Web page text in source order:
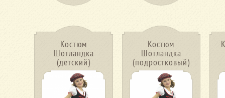
Костюм
Шотландка
(детский)
Костюм
Шотландка
(подростковый)